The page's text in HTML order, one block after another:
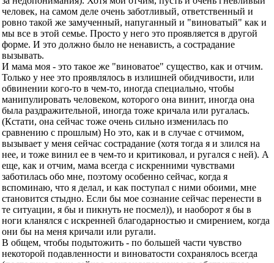
человек, на самом деле очень заботливый, ответственный и
ровно такой же замученный, напуганный и "виноватый" как и
мы все в этой семье. Просто у него это проявляется в другой
форме. И это должно было не ненависть, а сострадание
вызывать.
И мама моя - это такое же "виноватое" существо, как и отчим.
Только у нее это проявлялось в излишней обидчивости, или
обвинении кого-то в чем-то, иногда специально, чтобы
манипулировать человеком, которого она винит, иногда она
была раздражительной, иногда тоже кричала или ругалась.
(Кстати, она сейчас тоже очень сильно изменилась по
сравнению с прошлым) Но это, как и в случае с отчимом,
вызывает у меня сейчас сострадание (хотя тогда я и злился на
нее, и тоже винил ее в чем-то и критиковал, и ругался с ней). А
еще, как и отчим, мама всегда с искренними чувствами
заботилась обо мне, поэтому особенно сейчас, когда я
вспоминаю, что я делал, и как поступал с ними обоими, мне
становится стыдно. Если бы мое сознание сейчас перенести в
те ситуации, я бы и пикнуть не посмел)), и наоборот я бы в
ноги кланялся с искренней благодарностью и смирением, когда
они бы на меня кричали или ругали.
В общем, чтобы подытожить - по большей части чувство
некоторой подавленности и виноватости сохранялось всегда